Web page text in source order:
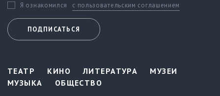
Я ознакомился с пользовательским соглашением
ПОДПИСАТЬСЯ
ТЕАТР КИНО ЛИТЕРАТУРА
МУЗЕИ
МУЗЫКА
ОБЩЕСТВО